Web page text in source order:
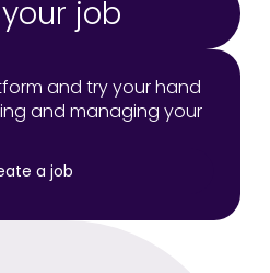
job
and try your hand
and managing your
a job